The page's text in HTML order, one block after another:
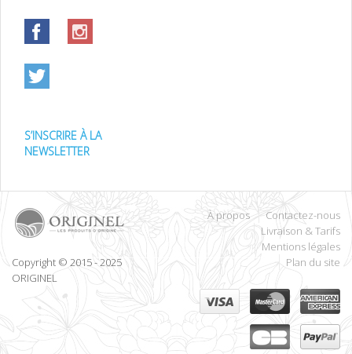
S’INSCRIRE À LA
NEWSLETTER
Copyright © 2015 - 2025
ORIGINEL
À propos
Contactez-nous
Livraison & Tarifs
Mentions légales
Plan du site